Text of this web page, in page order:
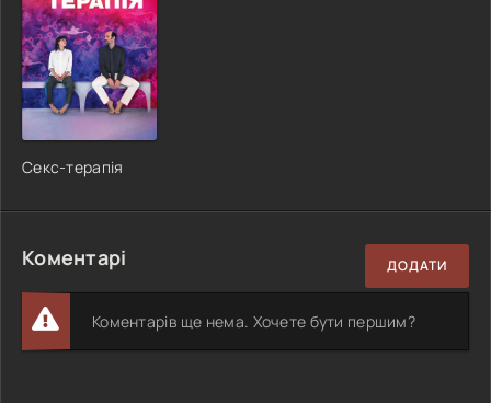
Секс-терапія
Коментарі ДОДАТИ
Коментарів ще нема. Хочете бути першим?